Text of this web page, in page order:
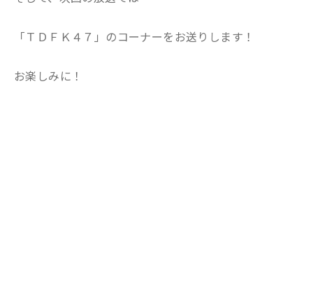
「ＴＤＦＫ４７」のコーナーをお送りします！
お楽しみに！